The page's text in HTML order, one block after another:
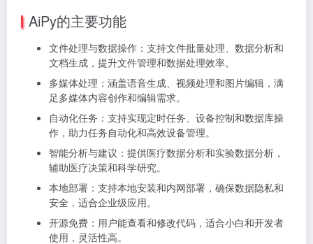
AiPy的主要功能
文件处理与数据操作：支持文件批量处理、数据分析和
文档生成，提升文件管理和数据处理效率。
多媒体处理：涵盖语音生成、视频处理和图片编辑，满
足多媒体内容创作和编辑需求。
自动化任务：支持实现定时任务、设备控制和数据库操
作，助力任务自动化和高效设备管理。
智能分析与建议：提供医疗数据分析和实验数据分析，
辅助医疗决策和科学研究。
本地部署：支持本地安装和内网部署，确保数据隐私和
安全，适合企业级应用。
开源免费：用户能查看和修改代码，适合小白和开发者
使用，灵活性高。